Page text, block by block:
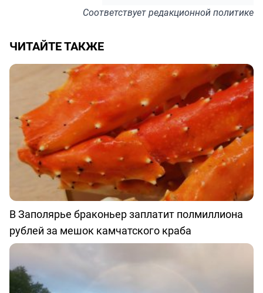
Соответствуетредакционной политике
ЧИТАЙТЕ ТАКЖЕ
В Заполярье браконьер заплатит полмиллиона
рублей за мешок камчатского краба